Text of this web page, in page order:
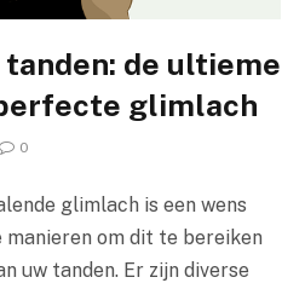
de ultieme
glimlach
0
glimlach is een wens
manieren om dit te bereiken
uw tanden. Er zijn diverse